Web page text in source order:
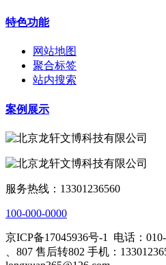
特色功能
网站地图
聚合标签
站内搜索
案例展示
服务热线：13301236560
100-000-0000
京ICP备17045936号-1
电话：
、807 售后转802 手机：